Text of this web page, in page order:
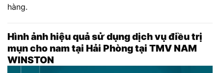
hàng.
Hình ảnh hiệu quả sử dụng dịch vụ điều trị
mụn cho nam tại Hải Phòng tại TMV NAM
WINSTON